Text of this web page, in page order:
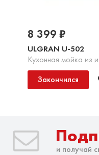
ULGRAN U-502
Кухонная мойка из
8 399 ₽
Закончился
и получай